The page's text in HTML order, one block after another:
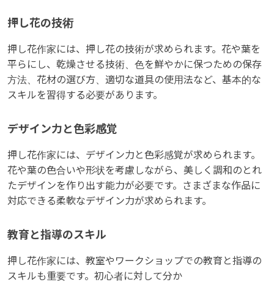
押し花の技術
押し花作家には、押し花の技術が求められます。花や葉を
平らにし、乾燥させる技術、色を鮮やかに保つための保存
方法、花材の選び方、適切な道具の使用法など、基本的な
スキルを習得する必要があります。
デザイン力と色彩感覚
押し花作家には、デザイン力と色彩感覚が求められます。
花や葉の色合いや形状を考慮しながら、美しく調和のとれ
たデザインを作り出す能力が必要です。さまざまな作品に
対応できる柔軟なデザイン力が求められます。
教育と指導のスキル
押し花作家には、教室やワークショップでの教育と指導の
スキルも重要です。初心者に対して分か